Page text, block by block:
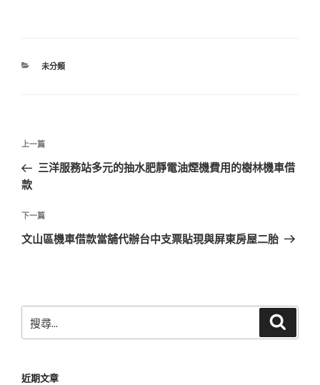
分
未分類
文
導
覽
上
一
篇
章
上一篇
三洋服務站多元的抽水肥靜電油煙機費用的樹林機車借
款
下
一
下一篇
文山區機車借款當舖代辦台中支票貼現與屏東房屋二胎
尋
近期文章